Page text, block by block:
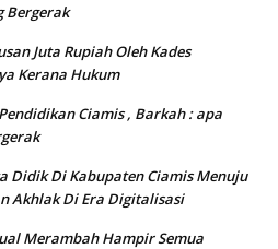
Bergerak
Juta Rupiah Oleh Kades
Kerana Hukum
Ciamis , Barkah : apa
Didik Di Kabupaten Ciamis Menuju
Akhlak Di Era Digitalisasi
Merambah Hampir Semua